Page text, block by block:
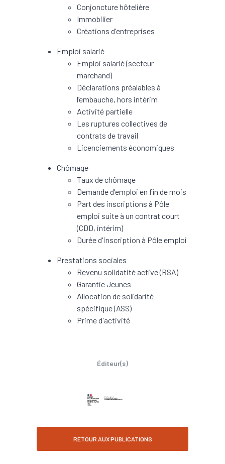
Conjoncture hôtelière
Immobilier
Créations d'entreprises
Emploi salarié
Emploi salarié (secteur
marchand)
Déclarations préalables à
l’embauche, hors intérim
Activité partielle
Les ruptures collectives de
contrats de travail
Licenciements économiques
Chômage
Taux de chômage
Demande d'emploi en fin de mois
Part des inscriptions à Pôle
emploi suite à un contrat court
(CDD, intérim)
Durée d'inscription à Pôle emploi
Prestations sociales
Revenu solidatité active (RSA)
Garantie Jeunes
Allocation de solidarité
spécifique (ASS)
Prime d'activité
Éditeur(s)
RETOUR AUX PUBLICATIONS